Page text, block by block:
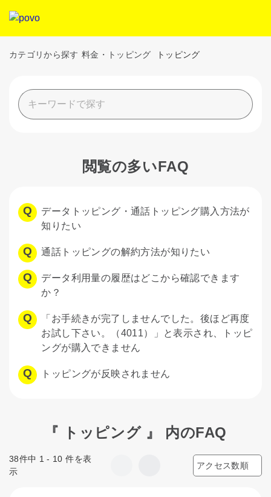
カテゴリから探す 料金・トッピング トッピング
閲覧の多いFAQ
データトッピング・通話トッピング購入方法が
知りたい
通話トッピングの解約方法が知りたい
データ利用量の履歴はどこから確認できます
か？
「お手続きが完了しませんでした。後ほど再度
お試し下さい。（4011）」と表示され、トッピ
ングが購入できません
トッピングが反映されません
『 トッピング 』 内のFAQ
38件中 1 - 10 件を表
示